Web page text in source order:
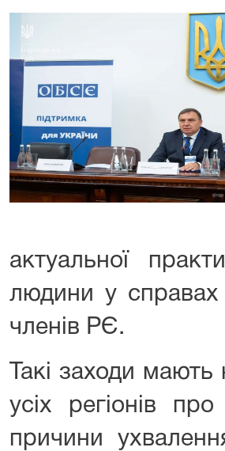
актуальної
людини у справах
членів РЄ.
Такі заходи
усіх регіонів
причини